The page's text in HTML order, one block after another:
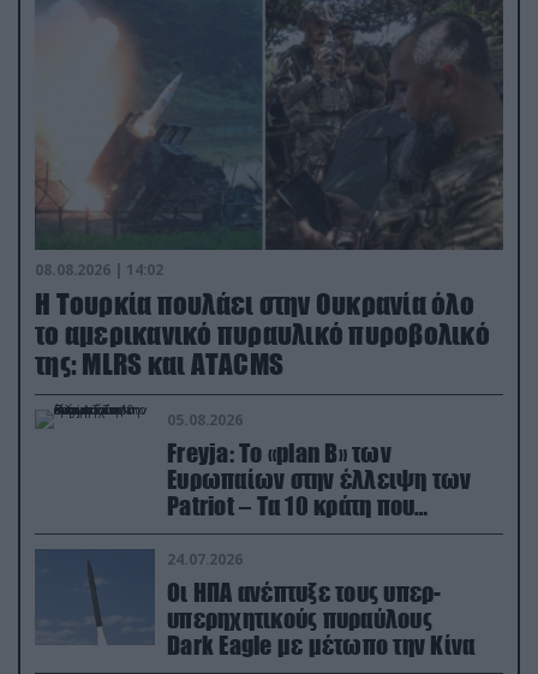
08.08.2026 | 14:02
Η Τουρκία πουλάει στην Ουκρανία όλο
το αμερικανικό πυραυλικό πυροβολικό
της: MLRS και ΑΤΑCMS
05.08.2026
Freyja: Το «plan Β» των
Ευρωπαίων στην έλλειψη των
Patriot – Τα 10 κράτη που
συμμετέχουν στο δίκτυο
συνεργασίας
24.07.2026
Οι ΗΠΑ ανέπτυξε τους υπερ-
υπερηχητικούς πυραύλους
Dark Eagle με μέτωπο την Κίνα